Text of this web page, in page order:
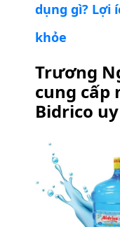
dụng gì? Lợi
khỏe
Trương
cung
Bidrico